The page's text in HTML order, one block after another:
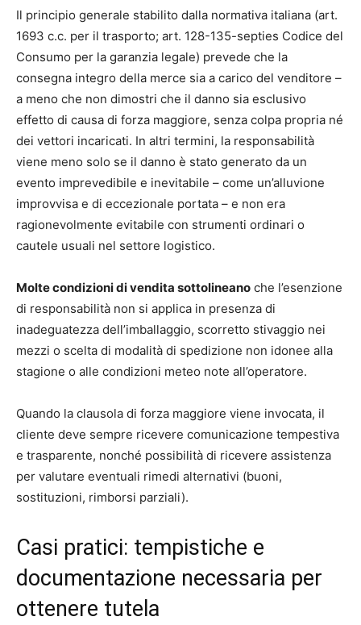
Il principio generale stabilito dalla normativa italiana (art.
1693 c.c. per il trasporto; art. 128-135-septies Codice del
Consumo per la garanzia legale) prevede che la
consegna integro della merce sia a carico del venditore –
a meno che non dimostri che il danno sia esclusivo
effetto di causa di forza maggiore, senza colpa propria né
dei vettori incaricati. In altri termini, la responsabilità
viene meno solo se il danno è stato generato da un
evento imprevedibile e inevitabile – come un’alluvione
improvvisa e di eccezionale portata – e non era
ragionevolmente evitabile con strumenti ordinari o
cautele usuali nel settore logistico.
Molte condizioni di vendita sottolineano che l’esenzione
di responsabilità non si applica in presenza di
inadeguatezza dell’imballaggio, scorretto stivaggio nei
mezzi o scelta di modalità di spedizione non idonee alla
stagione o alle condizioni meteo note all’operatore.
Quando la clausola di forza maggiore viene invocata, il
cliente deve sempre ricevere comunicazione tempestiva
e trasparente, nonché possibilità di ricevere assistenza
per valutare eventuali rimedi alternativi (buoni,
sostituzioni, rimborsi parziali).
Casi pratici: tempistiche e
documentazione necessaria per
ottenere tutela